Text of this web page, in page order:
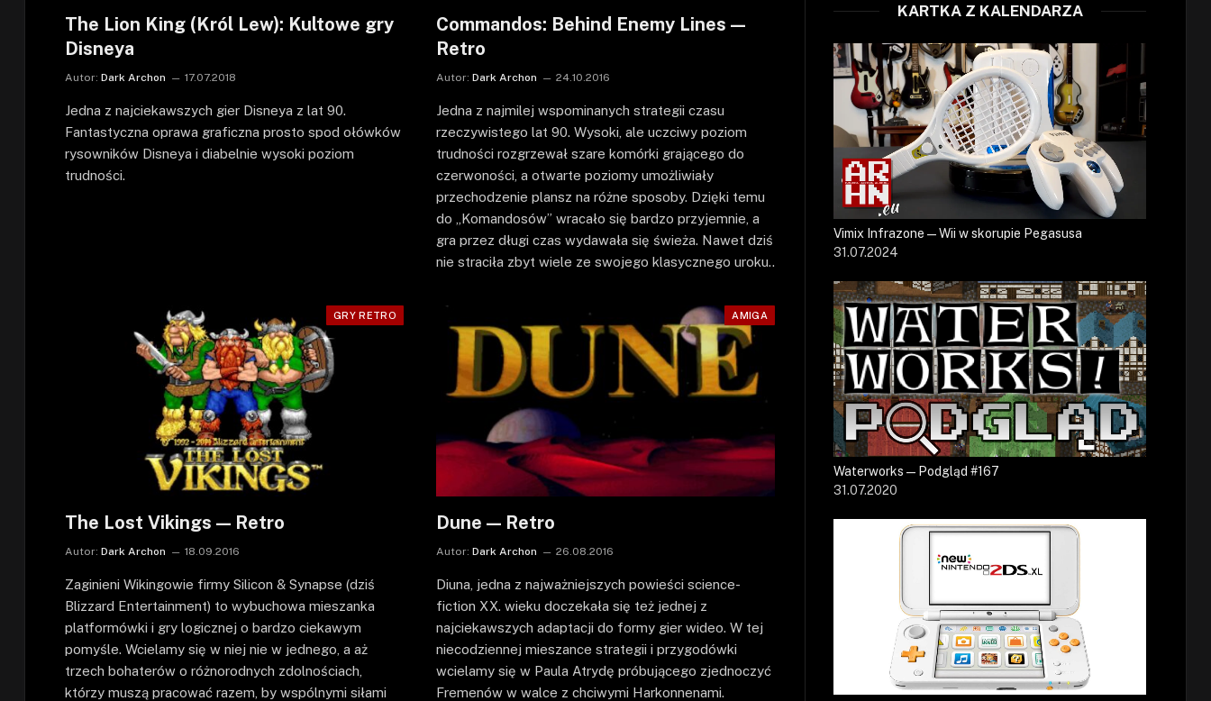
The Lion King (Król Lew): Kultowe gry
Disneya
Autor: Dark Archon 17.07.2018
Jedna z najciekawszych gier Disneya z lat 90.
Fantastyczna oprawa graficzna prosto spod ołówków
rysowników Disneya i diabelnie wysoki poziom
trudności.
Commandos: Behind Enemy Lines —
Retro
Autor: Dark Archon 24.10.2016
Jedna z najmilej wspominanych strategii czasu
rzeczywistego lat 90. Wysoki, ale uczciwy poziom
trudności rozgrzewał szare komórki grającego do
czerwoności, a otwarte poziomy umożliwiały
przechodzenie plansz na różne sposoby. Dzięki temu
do „Komandosów” wracało się bardzo przyjemnie, a
gra przez długi czas wydawała się świeża. Nawet dziś
nie straciła zbyt wiele ze swojego klasycznego uroku..
GRY RETRO
The Lost Vikings — Retro
Autor: Dark Archon 18.09.2016
Zaginieni Wikingowie firmy Silicon & Synapse (dziś
Blizzard Entertainment) to wybuchowa mieszanka
platformówki i gry logicznej o bardzo ciekawym
pomyśle. Wcielamy się w niej nie w jednego, a aż
trzech bohaterów o różnorodnych zdolnościach,
którzy muszą pracować razem, by wspólnymi siłami
AMIGA
Dune — Retro
Autor: Dark Archon 26.08.2016
Diuna, jedna z najważniejszych powieści science-
fiction XX. wieku doczekała się też jednej z
najciekawszych adaptacji do formy gier wideo. W tej
niecodziennej mieszance strategii i przygodówki
wcielamy się w Paula Atrydę próbującego zjednoczyć
Fremenów w walce z chciwymi Harkonnenami.
KARTKA Z KALENDARZA
Vimix Infrazone — Wii w skorupie Pegasusa
31.07.2024
Waterworks — Podgląd #167
31.07.2020